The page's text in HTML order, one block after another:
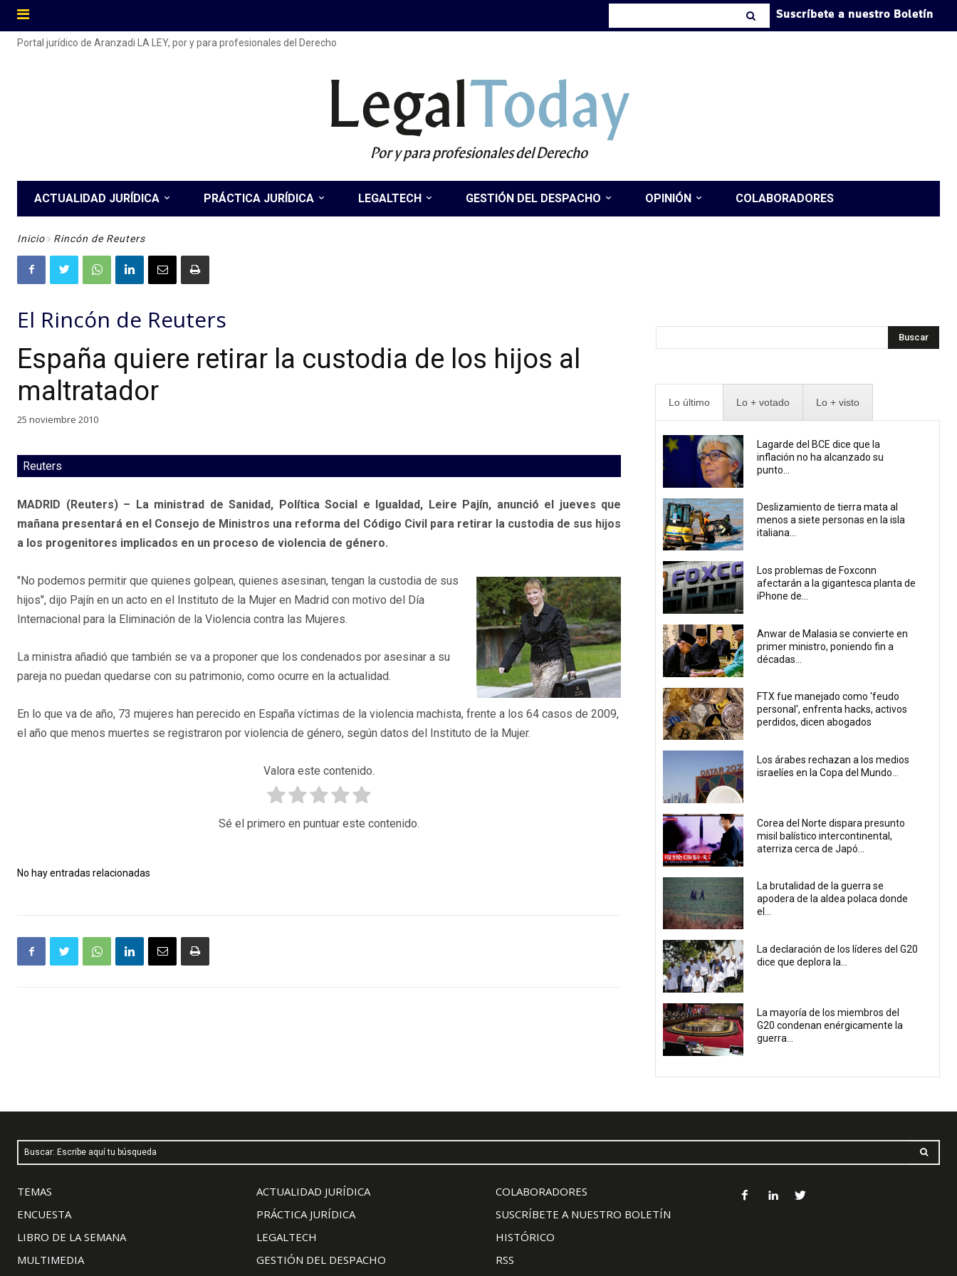
Suscríbete a nuestro Boletín
Portal jurídico de Aranzadi LA LEY, por y para profesionales del Derecho
LegalToday
Por y para profesionales del Derecho
ACTUALIDAD JURÍDICA PRÁCTICA JURÍDICA LEGALTECH GESTIÓN DEL DESPACHO OPINIÓN COLABORADORES
Inicio Rincón de Reuters
El Rincón de Reuters
España quiere retirar la custodia de los hijos al
maltratador
25 noviembre 2010
Reuters
MADRID (Reuters) – La ministrad de Sanidad, Política Social e Igualdad, Leire Pajín, anunció el jueves que
mañana presentará en el Consejo de Ministros una reforma del Código Civil para retirar la custodia de sus hijos
a los progenitores implicados en un proceso de violencia de género.
"No podemos permitir que quienes golpean, quienes asesinan, tengan la custodia de sus
hijos", dijo Pajín en un acto en el Instituto de la Mujer en Madrid con motivo del Día
Internacional para la Eliminación de la Violencia contra las Mujeres.
La ministra añadió que también se va a proponer que los condenados por asesinar a su
pareja no puedan quedarse con su patrimonio, como ocurre en la actualidad.
En lo que va de año, 73 mujeres han perecido en España víctimas de la violencia machista, frente a los 64 casos de 2009,
el año que menos muertes se registraron por violencia de género, según datos del Instituto de la Mujer.
Valora este contenido.
Sé el primero en puntuar este contenido.
No hay entradas relacionadas
Buscar
Lo último Lo + votado Lo + visto
Lagarde del BCE dice que la
inflación no ha alcanzado su
punto...
Deslizamiento de tierra mata al
menos a siete personas en la isla
italiana...
Los problemas de Foxconn
afectarán a la gigantesca planta de
iPhone de...
Anwar de Malasia se convierte en
primer ministro, poniendo fin a
décadas...
FTX fue manejado como 'feudo
personal', enfrenta hacks, activos
perdidos, dicen abogados
Los árabes rechazan a los medios
israelíes en la Copa del Mundo...
Corea del Norte dispara presunto
misil balístico intercontinental,
aterriza cerca de Japó...
La brutalidad de la guerra se
apodera de la aldea polaca donde
el...
La declaración de los líderes del G20
dice que deplora la...
La mayoría de los miembros del
G20 condenan enérgicamente la
guerra...
Buscar: Escribe aquí tu búsqueda
TEMAS
ENCUESTA
LIBRO DE LA SEMANA
MULTIMEDIA
ACTUALIDAD JURÍDICA
PRÁCTICA JURÍDICA
LEGALTECH
GESTIÓN DEL DESPACHO
COLABORADORES
SUSCRÍBETE A NUESTRO BOLETÍN
HISTÓRICO
RSS